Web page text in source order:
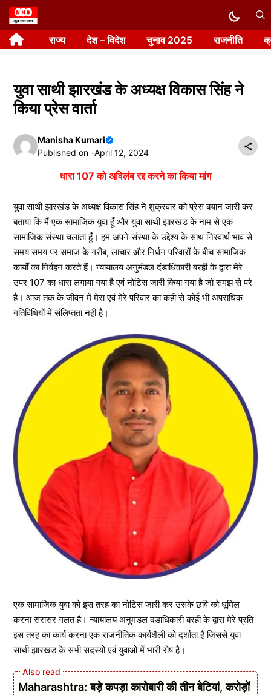
Skip
to
content राज्य देश – विदेश चुनाव 2025 राजनीति
युवा साथी झारखंड के अध्यक्ष विकास सिंह ने
किया प्रेस वार्ता
Manisha Kumari
Published on -April 12, 2024
धारा 107 को अविलंब रद्द करने का किया मांग
युवा साथी झारखंड के अध्यक्ष विकास सिंह ने शुक्रवार को प्रेस बयान जारी कर
बताया कि मैं एक सामाजिक युवा हूँ और युवा साथी झारखंड के नाम से एक
सामाजिक संस्था चलाता हूँ। हम अपने संस्था के उद्देश्य के साथ निस्वार्थ भाव से
समय समय पर समाज के गरीब, लाचार और निर्धन परिवारों के बीच सामाजिक
कार्यों का निर्वहन करते हैं। न्यायालय अनुमंडल दंडाधिकारी बरही के द्वारा मेरे
उपर 107 का धारा लगाया गया है एवं नोटिस जारी किया गया है जो समझ से परे
है। आज तक के जीवन में मेरा एवं मेरे परिवार का कही से कोई भी अपराधिक
गतिविधियों में संलिप्तता नही है।
एक सामाजिक युवा को इस तरह का नोटिस जारी कर उसके छवि को धूमिल
करना सरासर गलत है। न्यायालय अनुमंडल दंडाधिकारी बरही के द्वारा मेरे प्रति
इस तरह का कार्य करना एक राजनीतिक कार्यशैली को दर्शाता है जिससे युवा
साथी झारखंड के सभी सदस्यों एवं युवाओं में भारी रोष है।
Maharashtra: बड़े कपड़ा कारोबारी की तीन बेटियां, करोड़ों